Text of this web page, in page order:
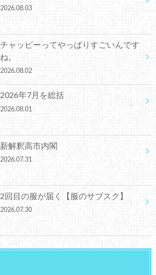
2026.08.03
チャッピーってやっぱりすごいんです
ね。
2026.08.02
2026年7月を総括
2026.08.01
新解釈高市内閣
2026.07.31
2回目の服が届く【服のサブスク】
2026.07.30